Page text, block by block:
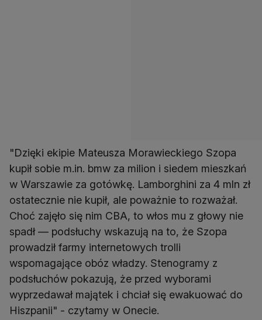
"Dzięki ekipie Mateusza Morawieckiego Szopa
kupił sobie m.in. bmw za milion i siedem mieszkań
w Warszawie za gotówkę. Lamborghini za 4 mln zł
ostatecznie nie kupił, ale poważnie to rozważał.
Choć zajęło się nim CBA, to włos mu z głowy nie
spadł — podsłuchy wskazują na to, że Szopa
prowadził farmy internetowych trolli
wspomagające obóz władzy. Stenogramy z
podsłuchów pokazują, że przed wyborami
wyprzedawał majątek i chciał się ewakuować do
Hiszpanii" - czytamy w Onecie.